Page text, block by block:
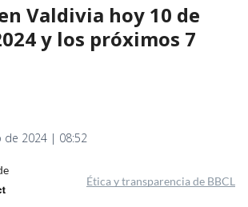
Valdivia hoy 10 de
y los próximos 7
de 2024 | 08:52
Ética y transparencia de BBCL